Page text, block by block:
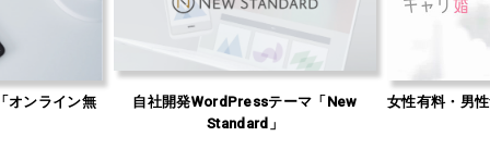
オンライン無
自社開発WordPressテーマ「New
Standard」
女性有料・男